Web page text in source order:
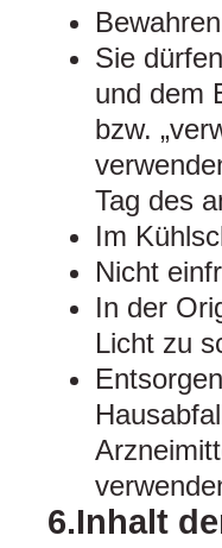
Sie
und dem
bzw.
Tag des
Im
Nicht
In der
Licht zu
6.Inhalt